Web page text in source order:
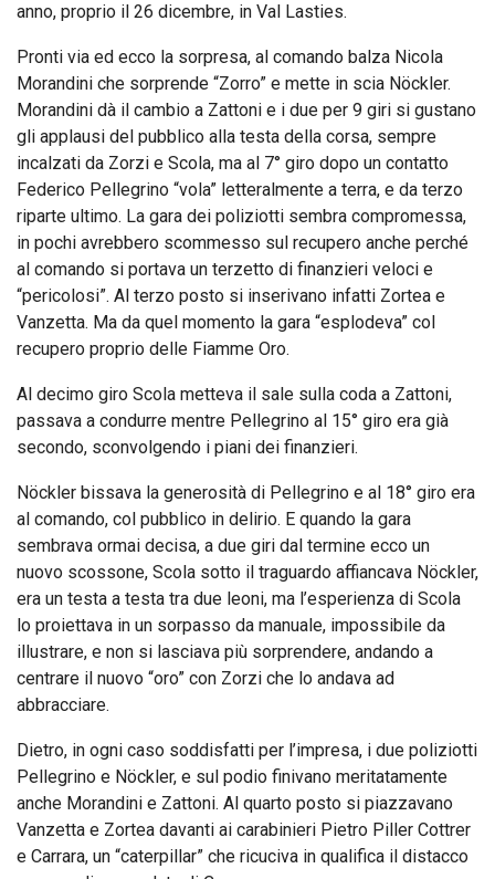
anno, proprio il 26 dicembre, in Val Lasties.
Pronti via ed ecco la sorpresa, al comando balza Nicola
Morandini che sorprende “Zorro” e mette in scia Nöckler.
Morandini dà il cambio a Zattoni e i due per 9 giri si gustano
gli applausi del pubblico alla testa della corsa, sempre
incalzati da Zorzi e Scola, ma al 7° giro dopo un contatto
Federico Pellegrino “vola” letteralmente a terra, e da terzo
riparte ultimo. La gara dei poliziotti sembra compromessa,
in pochi avrebbero scommesso sul recupero anche perché
al comando si portava un terzetto di finanzieri veloci e
“pericolosi”. Al terzo posto si inserivano infatti Zortea e
Vanzetta. Ma da quel momento la gara “esplodeva” col
recupero proprio delle Fiamme Oro.
Al decimo giro Scola metteva il sale sulla coda a Zattoni,
passava a condurre mentre Pellegrino al 15° giro era già
secondo, sconvolgendo i piani dei finanzieri.
Nöckler bissava la generosità di Pellegrino e al 18° giro era
al comando, col pubblico in delirio. E quando la gara
sembrava ormai decisa, a due giri dal termine ecco un
nuovo scossone, Scola sotto il traguardo affiancava Nöckler,
era un testa a testa tra due leoni, ma l’esperienza di Scola
lo proiettava in un sorpasso da manuale, impossibile da
illustrare, e non si lasciava più sorprendere, andando a
centrare il nuovo “oro” con Zorzi che lo andava ad
abbracciare.
Dietro, in ogni caso soddisfatti per l’impresa, i due poliziotti
Pellegrino e Nöckler, e sul podio finivano meritatamente
anche Morandini e Zattoni. Al quarto posto si piazzavano
Vanzetta e Zortea davanti ai carabinieri Pietro Piller Cottrer
e Carrara, un “caterpillar” che ricuciva in qualifica il distacco